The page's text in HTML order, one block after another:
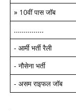
» 10वीं पास जॉब
...............
- आर्मी भर्ती रैली
- नौसेना भर्ती
- असम राइफल जॉब